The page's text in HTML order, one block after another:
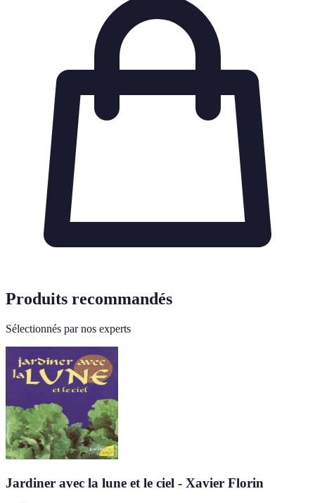
Produits recommandés
Sélectionnés par nos experts
Jardiner avec la lune et le ciel - Xavier Florin